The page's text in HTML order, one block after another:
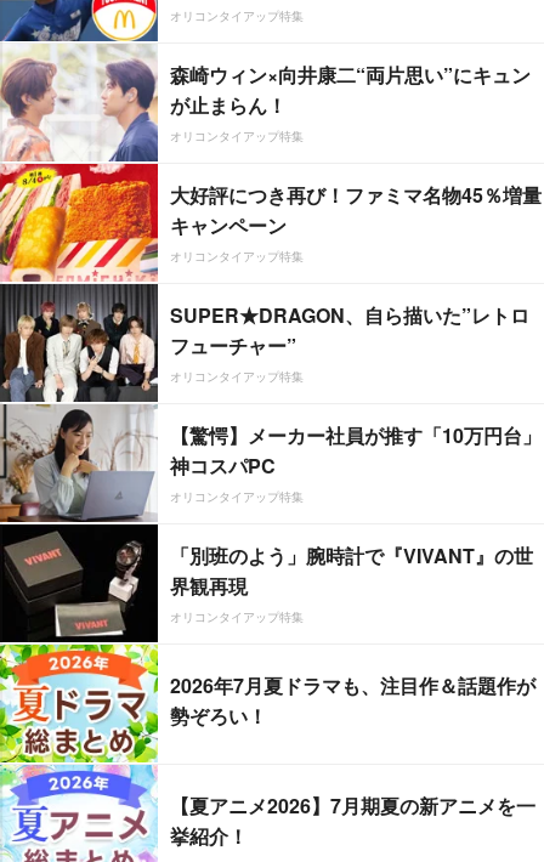
オリコンタイアップ特集
森崎ウィン×向井康二“両片思い”にキュン
が止まらん！
オリコンタイアップ特集
大好評につき再び！ファミマ名物45％増量
キャンペーン
オリコンタイアップ特集
SUPER★DRAGON、自ら描いた”レトロ
フューチャー”
オリコンタイアップ特集
【驚愕】メーカー社員が推す「10万円台」
神コスパPC
オリコンタイアップ特集
「別班のよう」腕時計で『VIVANT』の世
界観再現
オリコンタイアップ特集
2026年7月夏ドラマも、注目作＆話題作が
勢ぞろい！
【夏アニメ2026】7月期夏の新アニメを一
挙紹介！